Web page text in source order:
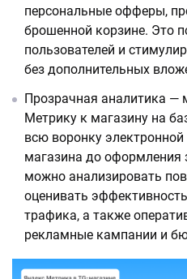
персональные офферы,
брошенной корзине. Это
пользователей и
без дополнительных
Прозрачная аналитика
Метрику к магазину на
всю воронку
магазина до оформления
можно анализировать
оценивать
трафика, а также
рекламные кампании и